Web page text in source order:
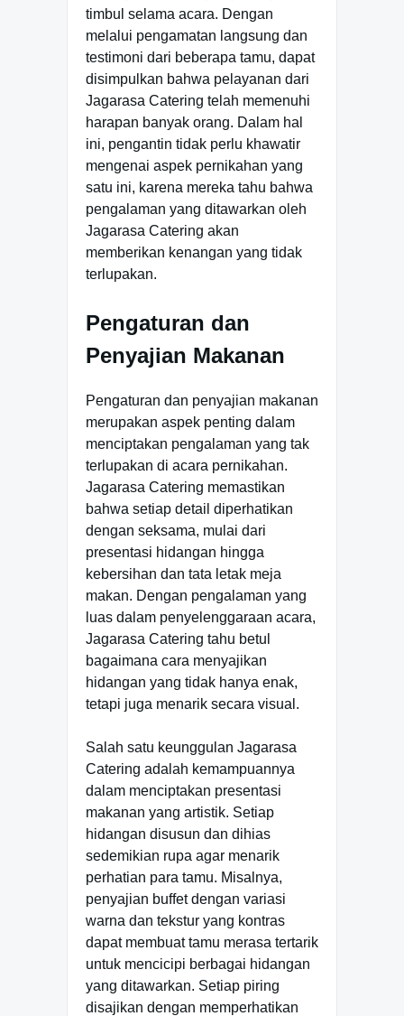
timbul selama acara. Dengan
melalui pengamatan langsung dan
testimoni dari beberapa tamu, dapat
disimpulkan bahwa pelayanan dari
Jagarasa Catering telah memenuhi
harapan banyak orang. Dalam hal
ini, pengantin tidak perlu khawatir
mengenai aspek pernikahan yang
satu ini, karena mereka tahu bahwa
pengalaman yang ditawarkan oleh
Jagarasa Catering akan
memberikan kenangan yang tidak
terlupakan.
Pengaturan dan
Penyajian Makanan
Pengaturan dan penyajian makanan
merupakan aspek penting dalam
menciptakan pengalaman yang tak
terlupakan di acara pernikahan.
Jagarasa Catering memastikan
bahwa setiap detail diperhatikan
dengan seksama, mulai dari
presentasi hidangan hingga
kebersihan dan tata letak meja
makan. Dengan pengalaman yang
luas dalam penyelenggaraan acara,
Jagarasa Catering tahu betul
bagaimana cara menyajikan
hidangan yang tidak hanya enak,
tetapi juga menarik secara visual.
Salah satu keunggulan Jagarasa
Catering adalah kemampuannya
dalam menciptakan presentasi
makanan yang artistik. Setiap
hidangan disusun dan dihias
sedemikian rupa agar menarik
perhatian para tamu. Misalnya,
penyajian buffet dengan variasi
warna dan tekstur yang kontras
dapat membuat tamu merasa tertarik
untuk mencicipi berbagai hidangan
yang ditawarkan. Setiap piring
disajikan dengan memperhatikan